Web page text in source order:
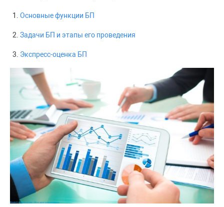
Основные функции БП
Задачи БП и этапы его проведения
Экспресс-оценка БП